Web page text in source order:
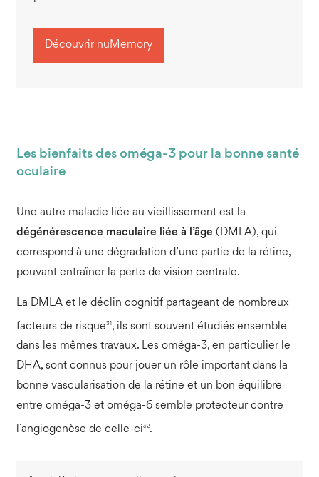
Découvrir nuMemory
Les bienfaits des oméga-3 pour la bonne santé
oculaire
Une autre maladie liée au vieillissement est la
dégénérescence maculaire liée à l’âge (DMLA), qui
correspond à une dégradation d’une partie de la rétine,
pouvant entraîner la perte de vision centrale.
La DMLA et le déclin cognitif partageant de nombreux
facteurs de risque31, ils sont souvent étudiés ensemble
dans les mêmes travaux. Les oméga-3, en particulier le
DHA, sont connus pour jouer un rôle important dans la
bonne vascularisation de la rétine et un bon équilibre
entre oméga-3 et oméga-6 semble protecteur contre
l’angiogenèse de celle-ci32.